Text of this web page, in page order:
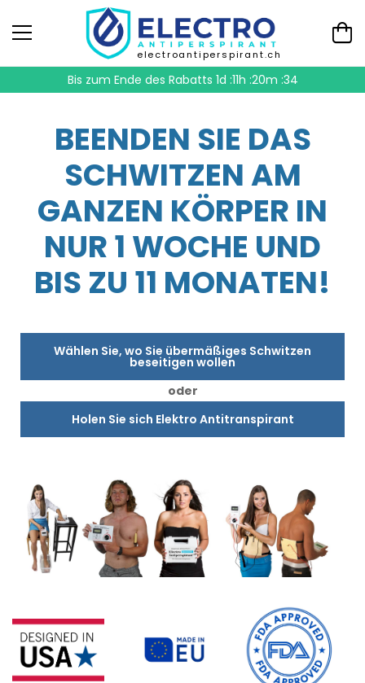
electroantiperspirant.ch
Bis zum Ende des Rabatts1d :11h :20m :33
BEENDEN SIE DAS
SCHWITZEN AM
GANZEN KÖRPER IN
NUR 1 WOCHE UND
BIS ZU 11 MONATEN!
Wählen Sie, wo Sie übermäßiges Schwitzen
beseitigen wollen
oder
Holen Sie sich Elektro Antitranspirant